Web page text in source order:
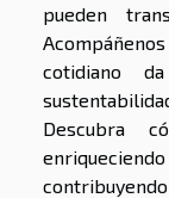
pueden
cotidiano
Descubra